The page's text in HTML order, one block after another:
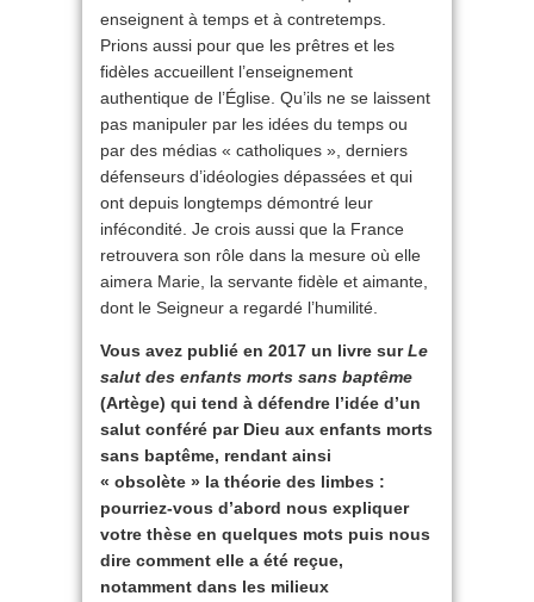
enseignent à temps et à contretemps.
Prions aussi pour que les prêtres et les
fidèles accueillent l’enseignement
authentique de l’Église. Qu’ils ne se laissent
pas manipuler par les idées du temps ou
par des médias « catholiques », derniers
défenseurs d’idéologies dépassées et qui
ont depuis longtemps démontré leur
infécondité. Je crois aussi que la France
retrouvera son rôle dans la mesure où elle
aimera Marie, la servante fidèle et aimante,
dont le Seigneur a regardé l’humilité.
Vous avez publié en 2017 un livre surLe
salut des enfants morts sans baptême
(Artège) qui tend à défendre l’idée d’un
salut conféré par Dieu aux enfants morts
sans baptême, rendant ainsi
« obsolète » la théorie des limbes :
pourriez-vous d’abord nous expliquer
votre thèse en quelques mots puis nous
dire comment elle a été reçue,
notamment dans les milieux